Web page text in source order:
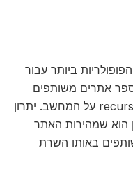
ביותר עבור
אתרים משותפים
באותו השרת ומשתמשים באותם recursos על המחשב. יתרון
הוא שמהירות האתר
באותו השרת